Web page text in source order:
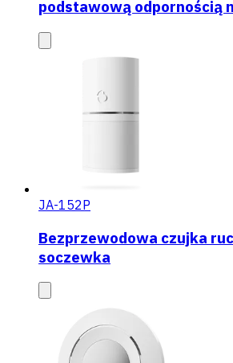
podstawową odpornością
JA-152P
Bezprzewodowa czujka
soczewka